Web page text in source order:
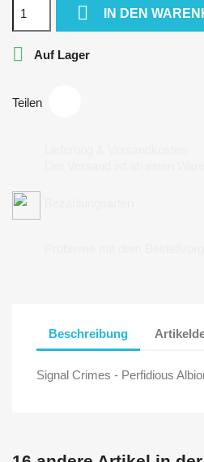
 IN DEN
 Auf Lager
Teilen
Beschreibung
Signal Crimes - Perfidious